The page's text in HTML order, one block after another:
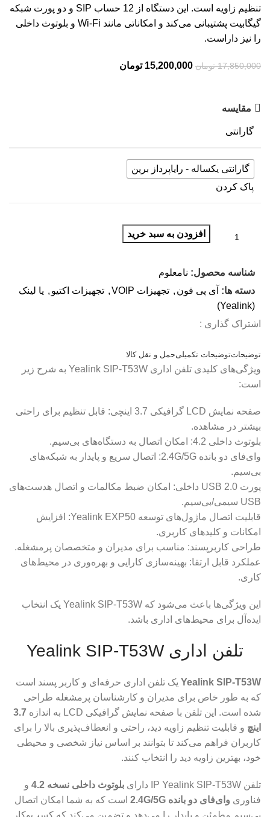
تنظیم زاویه است. این دستگاه از 12 حساب SIP و دو پورت شبکه
گیگابیت پشتیبانی می‌کند و امکاناتی مانند Wi-Fi و بلوتوث داخلی
را نیز داراست.
17,850,000 تومان 15,200,000 تومان
مقایسه
گارانتی
گارانتی یکساله - رایاپرداز برین
پاک کردن
افزودن به سبد خرید
شناسه محصول: نامعلوم
دسته ها: آی پی فون , تجهیزات VOIP , تجهیزات اکتیو , یا لینک
(Yealink)
اشتراک گذاری :
توضیحاتتوضیحات تکمیلیحمل و نقل کالا
ویژگی‌های کلیدی تلفن اداری Yealink SIP-T53W به شرح زیر
است:
صفحه نمایش LCD گرافیکی 3.7 اینچی: قابل تنظیم برای راحتی
بیشتر در مشاهده.
بلوتوث داخلی 4.2: امکان اتصال به دستگاه‌های بی‌سیم.
وای‌فای دو بانده 2.4G/5G: اتصال سریع و پایدار به شبکه‌های
بی‌سیم.
پورت USB 2.0 داخلی: امکان ضبط مکالمات و اتصال هدست‌های
USB سیمی/بی‌سیم.
قابلیت اتصال ماژول‌های توسعه Yealink EXP50: افزایش
امکانات و کلیدهای کاربری.
طراحی کاربرپسند: مناسب برای مدیران و متخصصان پرمشغله.
عملکرد قابل ارتقا: بهینه‌سازی کارایی و بهره‌وری در محیط‌های
کاری.
این ویژگی‌ها باعث می‌شود که Yealink SIP-T53W یک انتخاب
ایده‌آل برای محیط‌های اداری باشد.
تلفن اداری Yealink SIP-T53W
Yealink SIP-T53W یک تلفن اداری حرفه‌ای و کاربر پسند است
که به طور خاص برای مدیران و کارشناسان پرمشغله طراحی
شده است. این تلفن با صفحه نمایش گرافیکی LCD به اندازه
3.7
اینچ و قابلیت تنظیم زاویه دید، راحتی و انعطاف‌پذیری بالا را برای
کاربران فراهم می‌کند تا بتوانند بر اساس نیاز شخصی و محیطی
خود، بهترین زاویه دید را انتخاب کنند.
تلفن IP Yealink SIP-T53W دارای بلوتوث داخلی نسخه 4.2
و
فناوری وای‌فای دو بانده 2.4G/5G
است که به شما امکان اتصال
بی‌سیم مطمئن و پایدار را می‌دهد و تضمین می‌کند که کسب‌وکار